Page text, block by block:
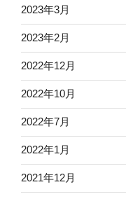
2023年3月
2023年2月
2022年12月
2022年10月
2022年7月
2022年1月
2021年12月